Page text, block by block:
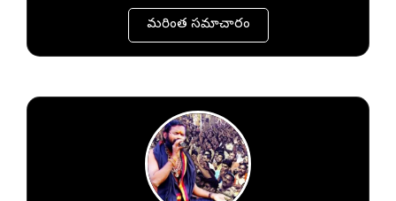
మరింత సమాచారం